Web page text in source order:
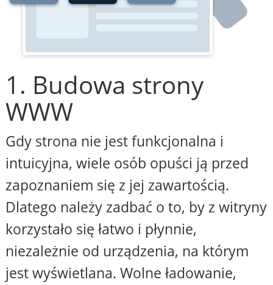
1. Budowa strony
WWW
Gdy strona nie jest funkcjonalna i
intuicyjna, wiele osób opuści ją przed
zapoznaniem się z jej zawartością.
Dlatego należy zadbać o to, by z witryny
korzystało się łatwo i płynnie,
niezależnie od urządzenia, na którym
jest wyświetlana. Wolne ładowanie,